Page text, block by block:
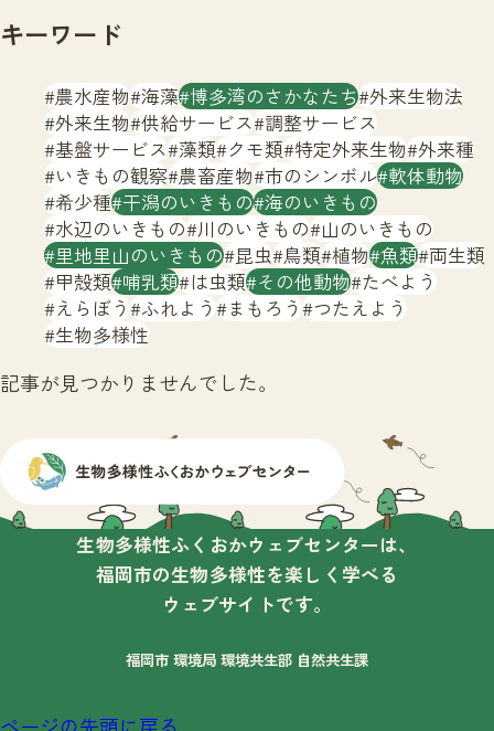
文字サイズ 小 中 大
生物多様性ふくおかウェブセンターとは
サイトマップ
キーワード
農水産物 海藻 博多湾のさかなたち 外来生物法
外来生物 供給サービス 調整サービス
基盤サービス 藻類 クモ類 特定外来生物 外来種
いきもの観察 農畜産物 市のシンボル 軟体動物
希少種 干潟のいきもの 海のいきもの
水辺のいきもの 川のいきもの 山のいきもの
里地里山のいきもの 昆虫 鳥類 植物 魚類 両生類
甲殻類 哺乳類 は虫類 その他動物 たべよう
えらぼう ふれよう まもろう つたえよう
生物多様性
記事が見つかりませんでした。
生物多様性ふくおかウェブセンターは、
福岡市の生物多様性を楽しく学べる
ウェブサイトです。
福岡市 環境局 環境共生部 自然共生課